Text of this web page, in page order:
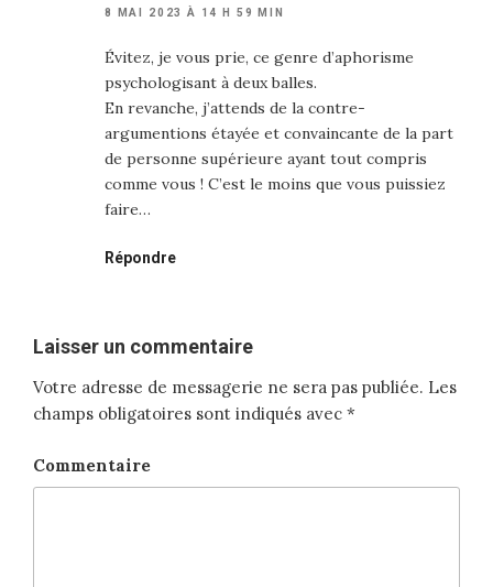
8 MAI 2023 À 14 H 59 MIN
Évitez, je vous prie, ce genre d’aphorisme
psychologisant à deux balles.
En revanche, j’attends de la contre-
argumentions étayée et convaincante de la part
de personne supérieure ayant tout compris
comme vous ! C’est le moins que vous puissiez
faire…
Répondre
Laisser un commentaire
Votre adresse de messagerie ne sera pas publiée. Les
champs obligatoires sont indiqués avec *
Commentaire